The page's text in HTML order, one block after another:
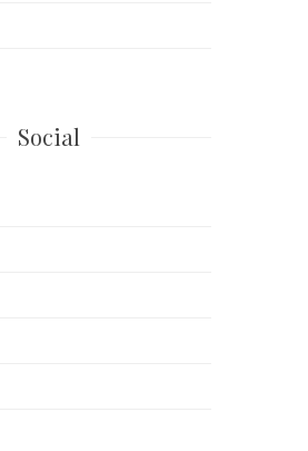
Social